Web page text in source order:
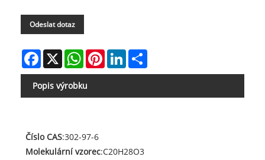
Odeslat dotaz
Facebook
X WhatsAppPinterestLinkedIn
Popis výrobku
Číslo CAS:302-97-6
Molekulární vzorec:C20H28O3